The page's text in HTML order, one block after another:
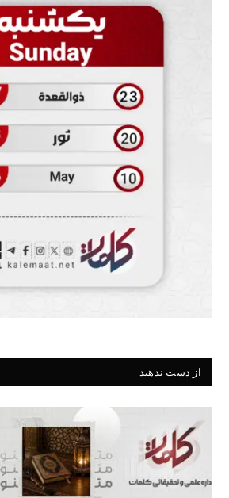
از دست ندهید